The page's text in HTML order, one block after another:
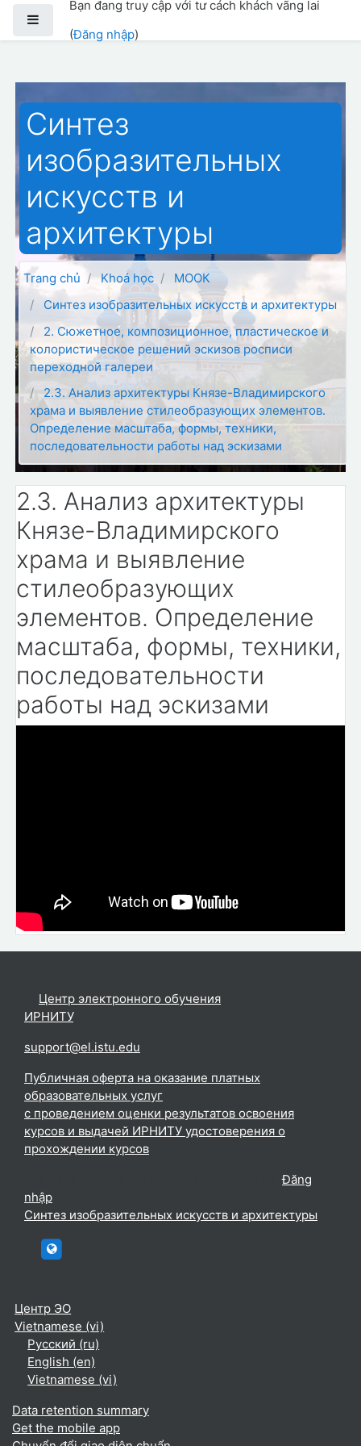
Chuyển tới nội dung chính
Bạn đang truy cập với tư cách khách vãng lai
(Đăng nhập)
Синтез
изобразительных
искусств и
архитектуры
Trang chủ Khoá học
МООК
Синтез изобразительных искусств и архитектуры
2. Сюжетное, композиционное, пластическое и
колористическое решений эскизов росписи
переходной галереи
2.3. Анализ архитектуры Князе-Владимирского
храма и выявление стилеобразующих элементов.
Определение масштаба, формы, техники,
последовательности работы над эскизами
2.3. Анализ архитектуры
Князе-Владимирского
храма и выявление
стилеобразующих
элементов. Определение
масштаба, формы, техники,
последовательности
работы над эскизами
Центр электронного обучения
ИРНИТУ.
support@el.istu.edu
Публичная оферта на оказание платных
образовательных услуг
с проведением оценки результатов освоения
курсов и выдачей ИРНИТУ удостоверения о
прохождении курсов
Bạn đang truy cập với tư cách khách vãng lai (Đăng
nhập
Синтез изобразительных искусств и архитектуры
Центр ЭО
Vietnamese ‎(vi)‎
Русский ‎(ru)‎
English ‎(en)‎
Vietnamese ‎(vi)‎
Data retention summary
Get the mobile app